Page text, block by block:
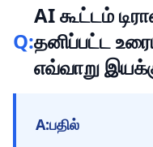
Q:
AI கூட்டம்
தனிப்பட்ட
எவ்வாறு
A:பதில்